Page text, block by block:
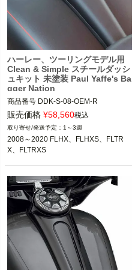
ハーレー、ツーリングモデル用
Clean & Simple スチールダッシ
ュキット 未塗装 Paul Yaffe's Ba
gger Nation
商品番号 DDK-S-08-OEM-R
販売価格 ¥58,560税込
1～3週
2008～2020 FLHX、FLHXS、FLTR
X、FLTRXS